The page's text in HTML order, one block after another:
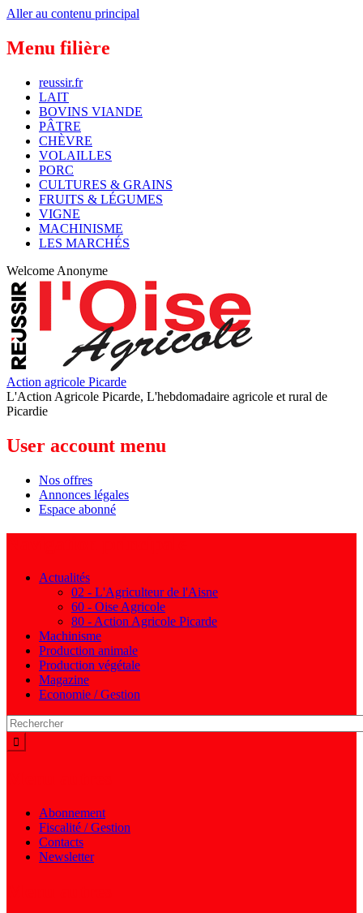
Aller au contenu principal
Menu filière
reussir.fr
LAIT
BOVINS VIANDE
PÂTRE
CHÈVRE
VOLAILLES
PORC
CULTURES & GRAINS
FRUITS & LÉGUMES
VIGNE
MACHINISME
LES MARCHÉS
Welcome Anonyme
Action agricole Picarde
L'Action Agricole Picarde, L'hebdomadaire agricole et rural de
Picardie
User account menu
Nos offres
Annonces légales
Espace abonné
Actualités
02 - L'Agriculteur de l'Aisne
60 - Oise Agricole
80 - Action Agricole Picarde
Machinisme
Production animale
Production végétale
Magazine
Economie / Gestion
Abonnement
Fiscalité / Gestion
Contacts
Newsletter